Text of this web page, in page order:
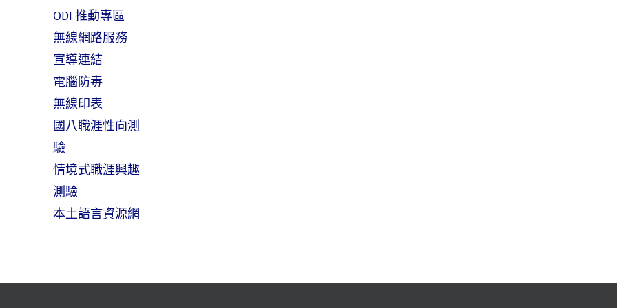
ODF推動專區
無線網路服務
宣導連結
電腦防毒
無線印表
國八職涯性向測
驗
情境式職涯興趣
測驗
本土語言資源網